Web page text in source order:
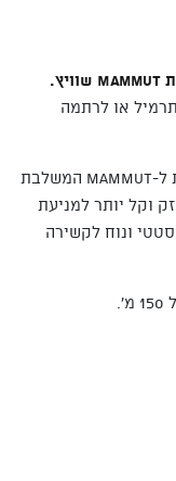
או לרתמה
החבל ארוג בשיטה חדשנית, ייחודית ל-Mammut המשלבת
וקל יותר למניעת
ונוח לקשירה